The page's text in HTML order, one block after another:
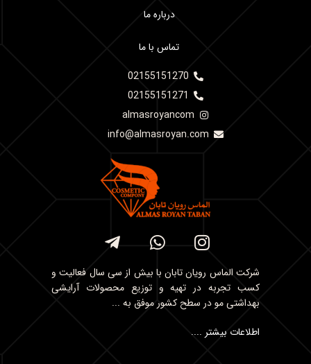
درباره ما
تماس با ما
02155151270
02155151271
almasroyancom
info@almasroyan.com
شرکت الماس رویان تابان با بیش از سی سال فعالیت و
کسب تجربه در تهیه و توزیع محصولات آرایشی
بهداشتی مو در سطح کشور موفق به ...
اطلاعات بیشتر ....